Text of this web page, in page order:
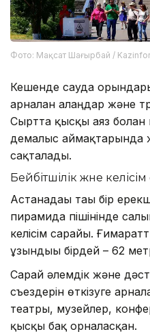
Фото: Мақсат Шағырбай /
Кешенде сауда
арналған алаңдар және
Сыртта қысқы аяз болған
демалыс аймақтарында
сақталады.
Бейбітшілік және
Астанадағы тағы бір
пирамида пішінінде
келісім сарайы.
ұзындығы бірдей – 62
Сарай әлемдік және
съездерін өткізуге
театры, музейлер,
қысқы бақ орналасқан.